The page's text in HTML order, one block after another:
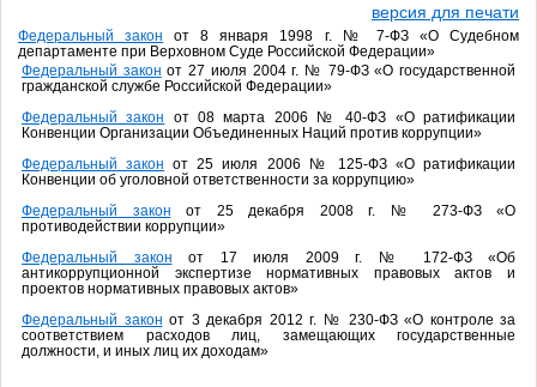
версия для печати
Федеральный закон от 8 января 1998 г. № 7-ФЗ «О Судебном
департаменте при Верховном Суде Российской Федерации»
Федеральный закон от 27 июля 2004 г. № 79-ФЗ «О государственной
гражданской службе Российской Федерации»
Федеральный закон от 08 марта 2006 № 40-ФЗ «О ратификации
Конвенции Организации Объединенных Наций против коррупции»
Федеральный закон от 25 июля 2006 № 125-ФЗ «О ратификации
Конвенции об уголовной ответственности за коррупцию»
Федеральный закон от 25 декабря 2008 г. № 273-ФЗ «О
противодействии коррупции»
Федеральный закон от 17 июля 2009 г. № 172-ФЗ «Об
антикоррупционной экспертизе нормативных правовых актов и
проектов нормативных правовых актов»
Федеральный закон от 3 декабря 2012 г. № 230-ФЗ «О контроле за
соответствием расходов лиц, замещающих государственные
должности, и иных лиц их доходам»